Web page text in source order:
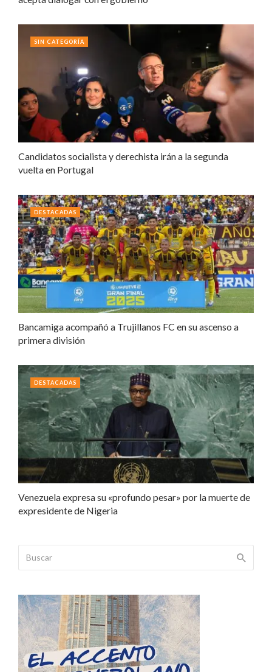
Candidatos socialista y derechista irán a la segunda
vuelta en Portugal
SIN CATEGORÍA
Bancamiga acompañó a Trujillanos FC en su ascenso a
primera división
DESTACADAS
Venezuela expresa su «profundo pesar» por la muerte de
expresidente de Nigeria
DESTACADAS